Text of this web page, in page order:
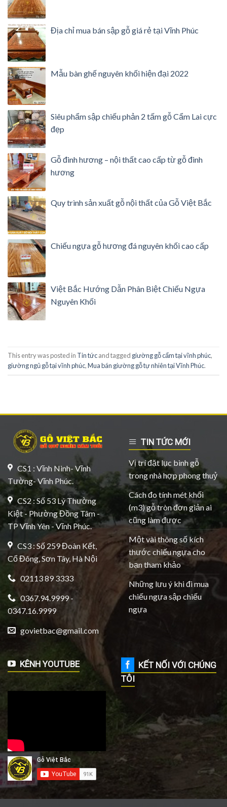
Địa chỉ mua bán sập gỗ giá rẻ tại Vĩnh Phúc
Mẫu bàn ghế nguyên khối hiện đại 2022
Siêu phẩm sập chiếu phản 2 tấm gỗ Cẩm Lai cực
đẹp
Gỗ đinh hương – nội thất cao cấp từ gỗ đinh
hương
Quy trình sản xuất gỗ nội thất của Gỗ Việt Bắc
Chiếu ngựa gỗ hương đá nguyên khối cao cấp
Việt Bắc Hướng Dẫn Phân Biệt Chiếu Ngựa
Nguyên Khối
This entry was posted in Tin tứcand tagged giường gỗ cẩm tại vĩnh phúc,
giường ngủ gỗ tại vĩnh phúc,Mua bán giường gỗ tự nhiên tại Vĩnh Phúc.
CS1 : Vĩnh Ninh- Vĩnh
Tường- Vĩnh Phúc.
CS2 : Số 53 Lý Thường
Kiệt - Phường Đồng Tâm -
TP Vĩnh Yên - Vĩnh Phúc.
CS3 : Số 259 Đoàn Kết,
Cổ Đông, Sơn Tây, Hà Nội
02113 89 3333
0367.94.9999 -
0347.16.9999
govietbac@gmail.com
TIN TỨC MỚI
Vị trí đặt lục bình gỗ
trong nhà hợp phong thuỷ
Cách đo tính mét khối
(m3) gỗ tròn đơn giản ai
cũng làm được
Một vài thông số kích
thước chiếu ngựa cho
bạn tham khảo
Những lưu ý khi đi mua
chiếu ngựa sập chiếu
ngựa
KÊNH YOUTUBE
KẾT NỐI VỚI CHÚNG
TÔI